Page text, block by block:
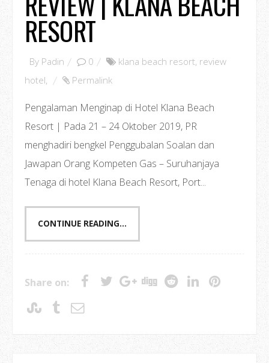
RESORT
By Padin 0 klana beach resort, review
hotel, Permalink
Pengalaman Menginap di Hotel Klana Beach
Resort | Pada 21 – 24 Oktober 2019, PR
menghadiri bengkel Penggubalan Soalan dan
Jawapan Orang Kompeten Gas – Suruhanjaya
Tenaga di hotel Klana Beach Resort, Port...
CONTINUE READING...
Share on: